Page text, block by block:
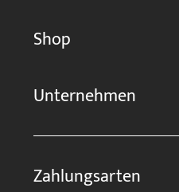
Shop
Unternehmen
Zahlungsarten